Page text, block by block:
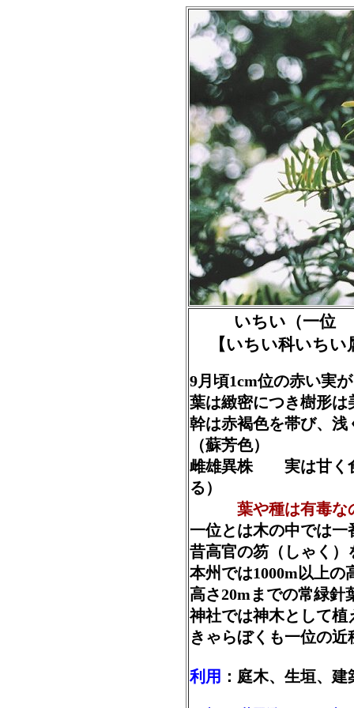
いちい（一位
【いちい科いち
9月頃1cm位の赤い
葉は緻密につき樹形は
幹は赤褐色を帯び、
（蘇芳色）
雌雄異株 実は甘く
る）
葉や種は有毒な
一位とは木の中では一
昔高官の笏（しゃく）
本州では1000m以上の
高さ20mまでの常緑針
神社では神木として植
きゃらぼくも一位の
利用 ：庭木、生垣、建